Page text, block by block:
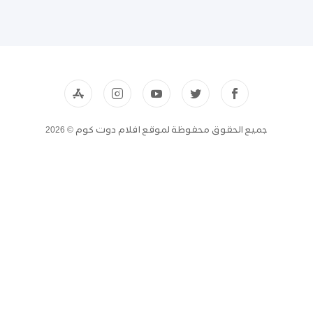
جميع الحقوق محفوظة لموقع افلام دوت كوم © 2026